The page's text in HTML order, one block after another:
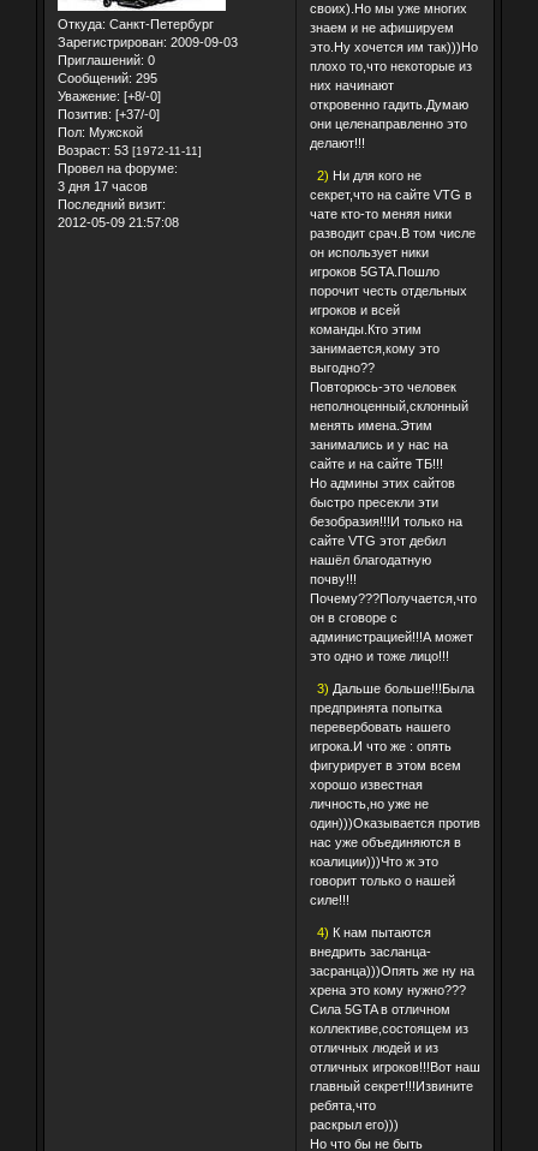
Откуда: Санкт-Петербург
Зарегистрирован: 2009-09-03
Приглашений: 0
Сообщений: 295
Уважение: [+8/-0]
Позитив: [+37/-0]
Пол: Мужской
Возраст: 53 [1972-11-11]
Провел на форуме:
3 дня 17 часов
Последний визит:
2012-05-09 21:57:08
своих).Но мы уже многих
знаем и не афишируем
это.Ну хочется им так)))Но
плохо то,что некоторые из
них начинают
откровенно гадить.Думаю
они целенаправленно это
делают!!!
2) Ни для кого не
секрет,что на сайте VTG в
чате кто-то меняя ники
разводит срач.В том числе
он использует ники
игроков 5GTA.Пошло
порочит честь отдельных
игроков и всей
команды.Кто этим
занимается,кому это
выгодно??
Повторюсь-это человек
неполноценный,склонный
менять имена.Этим
занимались и у нас на
сайте и на сайте ТБ!!!
Но админы этих сайтов
быстро пресекли эти
безобразия!!!И только на
сайте VTG этот дебил
нашёл благодатную
почву!!!
Почему???Получается,что
он в сговоре с
администрацией!!!А может
это одно и тоже лицо!!!
3) Дальше больше!!!Была
предпринята попытка
перевербовать нашего
игрока.И что же : опять
фигурирует в этом всем
хорошо известная
личность,но уже не
один)))Оказывается против
нас уже объединяются в
коалиции)))Что ж это
говорит только о нашей
силе!!!
4) К нам пытаются
внедрить засланца-
засранца)))Опять же ну на
хрена это кому нужно???
Сила 5GTA в отличном
коллективе,состоящем из
отличных людей и из
отличных игроков!!!Вот наш
главный секрет!!!Извините
ребята,что
раскрыл его)))
Но что бы не быть